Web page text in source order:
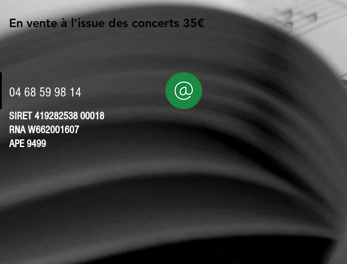
En vente à l'issue des concerts 35€
04 68 59 98 14
SIRET 419282538 00018
RNA W662001607
APE 9499